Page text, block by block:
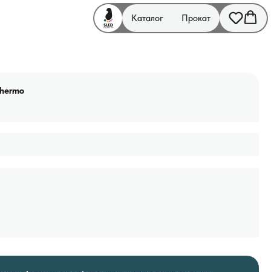
Каталог Прокат